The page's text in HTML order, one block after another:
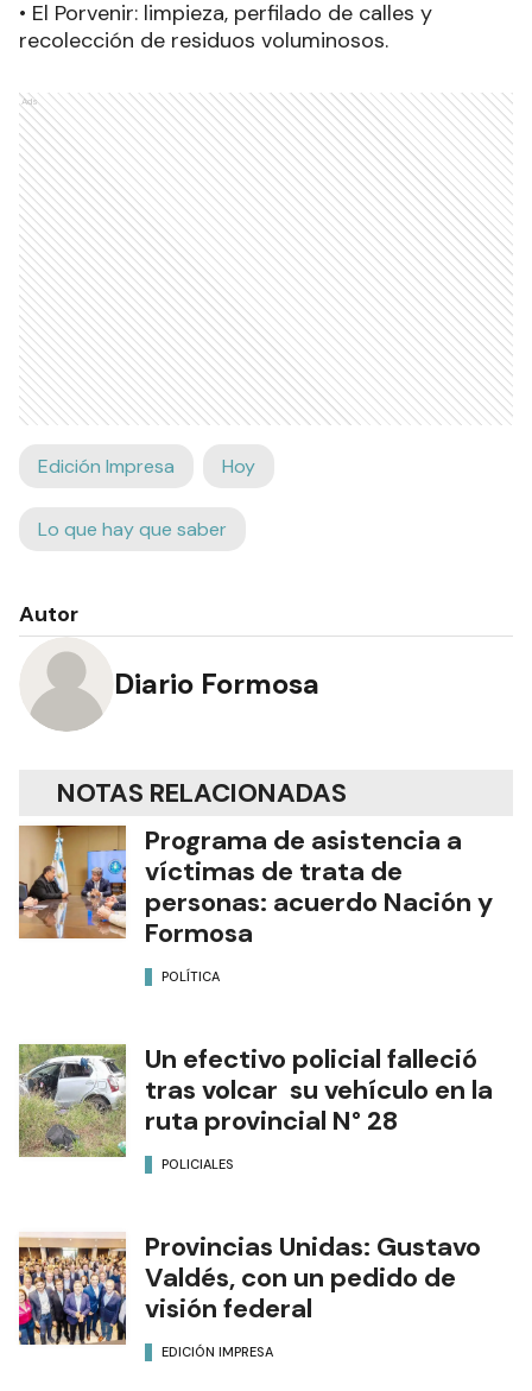
• El Porvenir: limpieza, perfilado de calles y
recolección de residuos voluminosos.
Ads
Edición Impresa Hoy
Lo que hay que saber
Autor
Diario Formosa
NOTAS RELACIONADAS
Programa de asistencia a
víctimas de trata de
personas: acuerdo Nación y
Formosa
POLÍTICA
Un efectivo policial falleció
tras volcar su vehículo en la
ruta provincial N° 28
POLICIALES
Provincias Unidas: Gustavo
Valdés, con un pedido de
visión federal
EDICIÓN IMPRESA